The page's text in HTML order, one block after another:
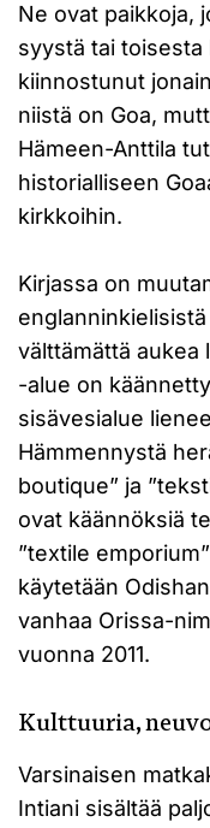
Ne ovat paikkoja,
syystä tai
kiinnostunut
niistä on Goa,
Hämeen-Anttila
historialliseen
kirkkoihin.
Kirjassa on
välttämättä aukea
-alue on
sisävesialue
Hämmennystä
boutique” ja
ovat käännöksiä
”textile
käytetään
vanhaa Orissa-
vuonna 2011.
Kulttuuria,
Varsinaisen
Intiani sisältää